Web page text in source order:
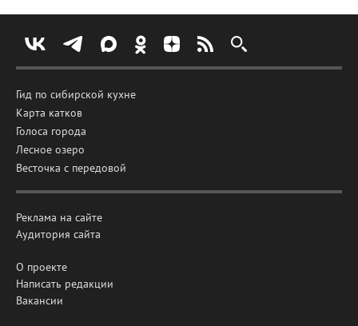
Гид по сибирской кухне
Карта катков
Голоса города
Лесное озеро
Весточка с передовой
Реклама на сайте
Аудитория сайта
О проекте
Написать редакции
Вакансии